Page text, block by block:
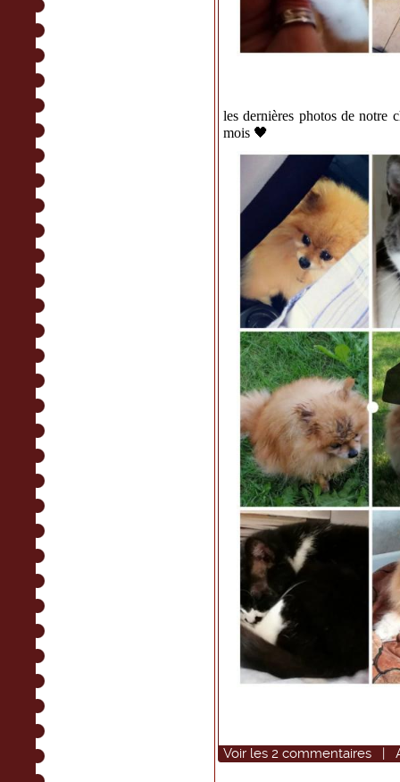
les dernières photos de notre
mois 🖤
Voir les 2 commentaires |